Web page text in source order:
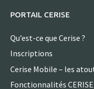
PORTAIL CERISE
Qu’est-ce que Cerise ?
Inscriptions
Cerise Mobile – les
Fonctionnalités